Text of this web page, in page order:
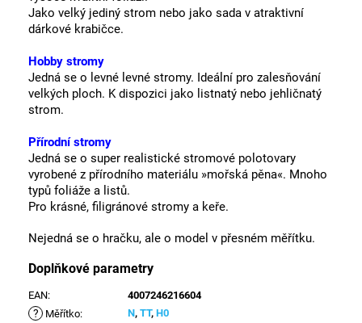
Jako velký jediný strom nebo jako sada v atraktivní
dárkové krabičce.
Hobby stromy
Jedná se o levné levné stromy. Ideální pro zalesňování
velkých ploch. K dispozici jako listnatý nebo jehličnatý
strom.
Přírodní stromy
Jedná se o super realistické stromové polotovary
vyrobené z přírodního materiálu »mořská pěna«. Mnoho
typů foliáže a listů.
Pro krásné, filigránové stromy a keře.
Nejedná se o hračku, ale o model v přesném měřítku.
Doplňkové parametry
EAN: 4007246216604
? Měřítko: N, TT, H0